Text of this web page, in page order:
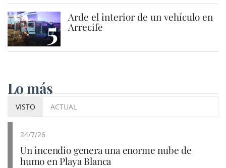
5 Arde el interior de un vehículo en
Arrecife
Lo más
VISTO ACTUAL
24/7/26
Un incendio genera una enorme nube de
humo en Playa Blanca